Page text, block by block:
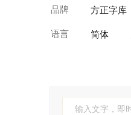
逆反差
品牌 方正字库
株式会社
语言 简体
全球字
输入文字，即